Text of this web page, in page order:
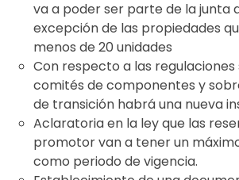
va a poder ser parte de la junta
excepción de las propiedades
menos de 20 unidades
Con respecto a las regulaciones
comités de componentes y
de transición habrá una nueva
Aclaratoria en la ley que las
promotor van a tener un
como periodo de vigencia.